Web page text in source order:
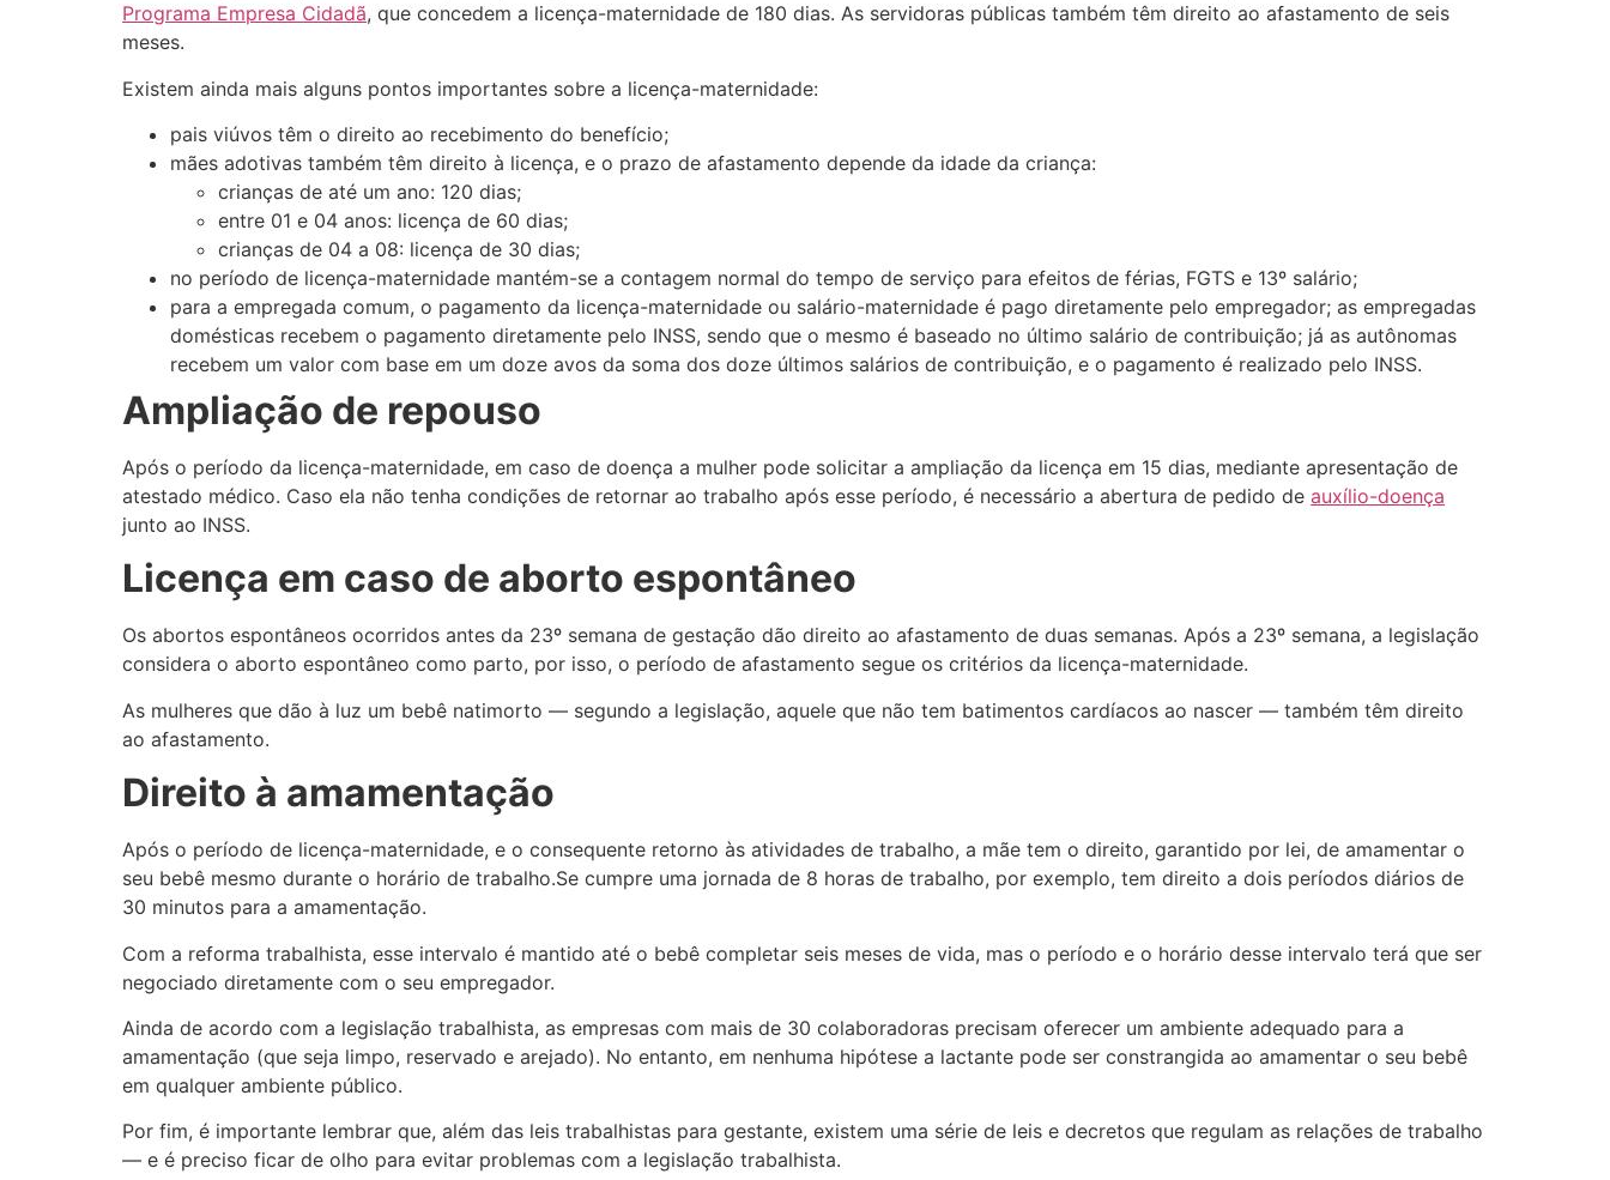
Programa Empresa Cidadã, que concedem a licença-maternidade de 180 dias. As servidoras públicas também têm direito ao afastamento de seis
meses.
Existem ainda mais alguns pontos importantes sobre a licença-maternidade:
pais viúvos têm o direito ao recebimento do benefício;
mães adotivas também têm direito à licença, e o prazo de afastamento depende da idade da criança:
crianças de até um ano: 120 dias;
entre 01 e 04 anos: licença de 60 dias;
crianças de 04 a 08: licença de 30 dias;
no período de licença-maternidade mantém-se a contagem normal do tempo de serviço para efeitos de férias, FGTS e 13º salário;
para a empregada comum, o pagamento da licença-maternidade ou salário-maternidade é pago diretamente pelo empregador; as empregadas
domésticas recebem o pagamento diretamente pelo INSS, sendo que o mesmo é baseado no último salário de contribuição; já as autônomas
recebem um valor com base em um doze avos da soma dos doze últimos salários de contribuição, e o pagamento é realizado pelo INSS.
Ampliação de repouso
Após o período da licença-maternidade, em caso de doença a mulher pode solicitar a ampliação da licença em 15 dias, mediante apresentação de
atestado médico. Caso ela não tenha condições de retornar ao trabalho após esse período, é necessário a abertura de pedido de auxílio-doença
junto ao INSS.
Licença em caso de aborto espontâneo
Os abortos espontâneos ocorridos antes da 23º semana de gestação dão direito ao afastamento de duas semanas. Após a 23º semana, a legislação
considera o aborto espontâneo como parto, por isso, o período de afastamento segue os critérios da licença-maternidade.
As mulheres que dão à luz um bebê natimorto — segundo a legislação, aquele que não tem batimentos cardíacos ao nascer — também têm direito
ao afastamento.
Direito à amamentação
Após o período de licença-maternidade, e o consequente retorno às atividades de trabalho, a mãe tem o direito, garantido por lei, de amamentar o
seu bebê mesmo durante o horário de trabalho.Se cumpre uma jornada de 8 horas de trabalho, por exemplo, tem direito a dois períodos diários de
30 minutos para a amamentação.
Com a reforma trabalhista, esse intervalo é mantido até o bebê completar seis meses de vida, mas o período e o horário desse intervalo terá que ser
negociado diretamente com o seu empregador.
Ainda de acordo com a legislação trabalhista, as empresas com mais de 30 colaboradoras precisam oferecer um ambiente adequado para a
amamentação (que seja limpo, reservado e arejado). No entanto, em nenhuma hipótese a lactante pode ser constrangida ao amamentar o seu bebê
em qualquer ambiente público.
Por fim, é importante lembrar que, além das leis trabalhistas para gestante, existem uma série de leis e decretos que regulam as relações de trabalho
— e é preciso ficar de olho para evitar problemas com a legislação trabalhista.